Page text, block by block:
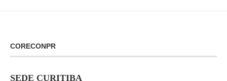
CORECONPR
SEDE CURITIBA